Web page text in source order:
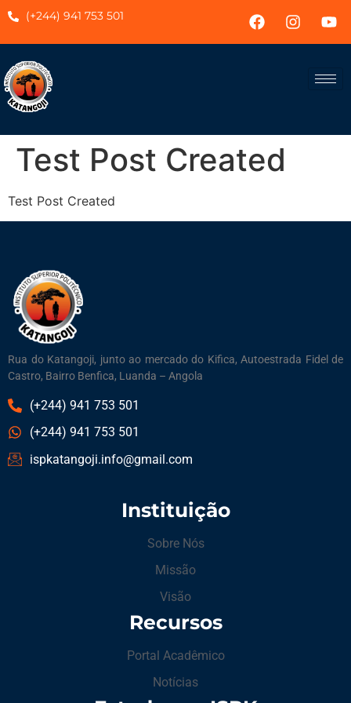
(+244) 941 753 501
Test Post Created
Test Post Created
Rua do Katangoji, junto ao mercado do Kifica, Autoestrada Fidel de
Castro, Bairro Benfica, Luanda – Angola
(+244) 941 753 501
(+244) 941 753 501
ispkatangoji.info@gmail.com
Instituição
Sobre Nós
Missão
Visão
Recursos
Portal Acadêmico
Notícias